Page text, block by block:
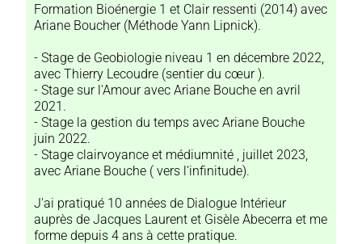
Formation Bioénergie 1 et Clair ressenti (2014) avec
Ariane Boucher (Méthode Yann Lipnick).
- Stage de Geobiologie niveau 1 en décembre 2022,
avec Thierry Lecoudre (sentier du cœur ).
- Stage sur l'Amour avec Ariane Bouche en avril
2021.
- Stage la gestion du temps avec Ariane Bouche
juin 2022.
- Stage clairvoyance et médiumnité , juillet 2023,
avec Ariane Bouche ( vers l'infinitude).
J'ai pratiqué 10 années de Dialogue Intérieur
auprès de Jacques Laurent et Gisèle Abecerra et me
forme depuis 4 ans à cette pratique.